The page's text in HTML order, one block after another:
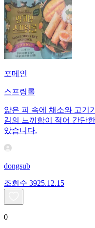
포메인
스프링롤
얇은 피 속에 채소와 고기
김의 느끼함이 적어 간단
았습니다.
dongsub
조회수 3925.12.15
0